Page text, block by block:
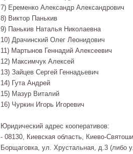
7) Еременко Александр Александрович
8) Виктор Панькив
9) Панькив Наталья Николаевна
10) Драчинский Олег Леонидович
11) Мартынов Геннадий Алексеевич
12) Максимчук Алексей
13) Зайцев Сергей Геннадьевич
14) Гута Андрей
15) Мазур Виталий
16) Чуркин Игорь Игоревич
Юридический адрес кооперативов:
- 08130, Киевская область, Киево-
Борщаговка, ул. Хрустальная, д.3 (либо